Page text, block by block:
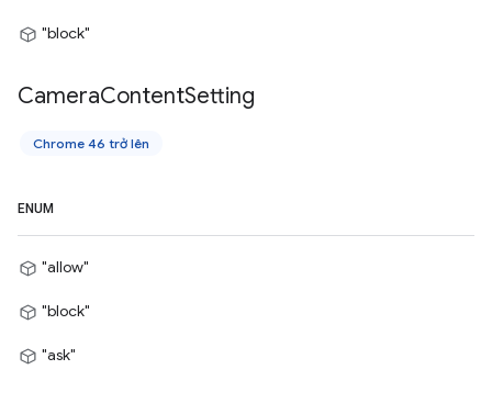
"block"
CameraContentSetting
Chrome 46 trở lên
ENUM
"allow"
"block"
"ask"